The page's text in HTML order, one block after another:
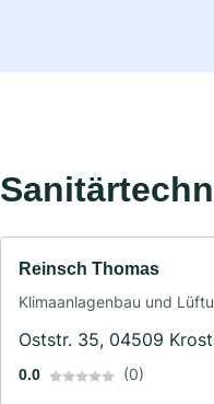
Reinsch Thomas
Klimaanlagenbau und
Sanitärinstallateur
Oststr. 35, 04509
0.0 (0)